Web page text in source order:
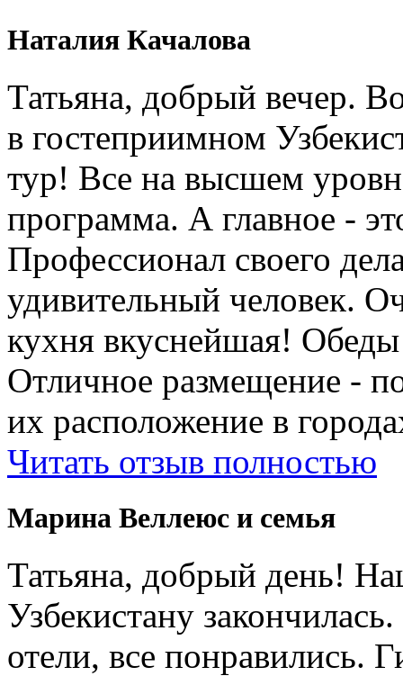
Наталия Качалова
Татьяна, добрый вечер.
в гостеприимном
тур! Все на высшем
программа. А главное -
Профессионал своего
удивительный человек.
кухня вкуснейшая!
Отличное размещение -
их расположение в
Читать отзыв полностью
Марина Веллеюс и семья
Татьяна, добрый день!
Узбекистану
отели, все понравились.